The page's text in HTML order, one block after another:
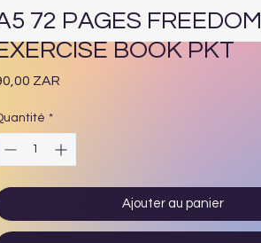
72 PAGES FREEDOM
BOOK PKT
ZARPrix
*
Ajouter au panier